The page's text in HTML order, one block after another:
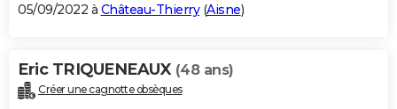
05/09/2022 à Château-Thierry(Aisne)
Eric TRIQUENEAUX (48 ans)
Créer une cagnotte obsèques